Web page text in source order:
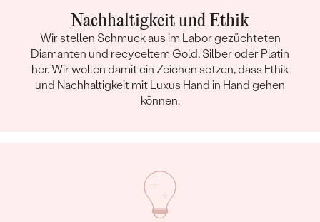
Nachhaltigkeit und Ethik
Wir stellen Schmuck aus im Labor gezüchteten
Diamanten und recyceltem Gold, Silber oder Platin
her. Wir wollen damit ein Zeichen setzen, dass Ethik
und Nachhaltigkeit mit Luxus Hand in Hand gehen
können.